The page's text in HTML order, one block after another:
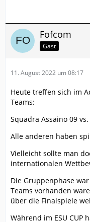
Fofcom
Gast
11. August 2022 um 08:17
Heute treffen sich im
Teams:
Squadra Assaino 09
Alle anderen haben
Vielleicht sollte man
internationalen
Die Gruppenphase
Teams vorhanden
über die Finalspiele
Während im ESU CUP